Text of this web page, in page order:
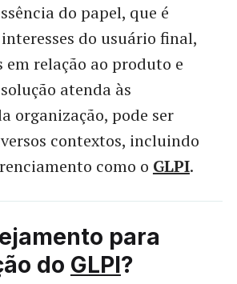
do papel, que é
do usuário final,
em relação ao produto e
atenda às
organização, pode ser
contextos, incluindo
como o GLPI.
para
do GLPI?